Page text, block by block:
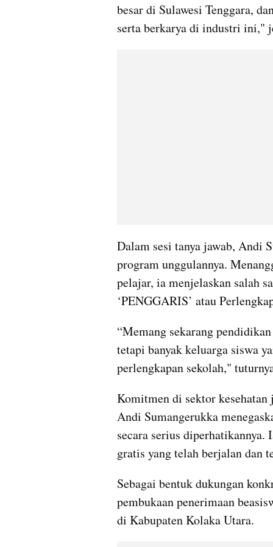
besar di Sulawesi Tenggara,
serta berkarya di industri ini,"
Dalam sesi tanya jawab, Andi
program unggulannya.
pelajar, ia menjelaskan salah
‘PENGGARIS’ atau
“Memang sekarang
tetapi banyak keluarga siswa
perlengkapan sekolah,"
Komitmen di sektor
Andi Sumangerukka
secara serius
gratis yang telah berjalan dan
Sebagai bentuk dukungan
pembukaan penerimaan
di Kabupaten Kolaka Utara.